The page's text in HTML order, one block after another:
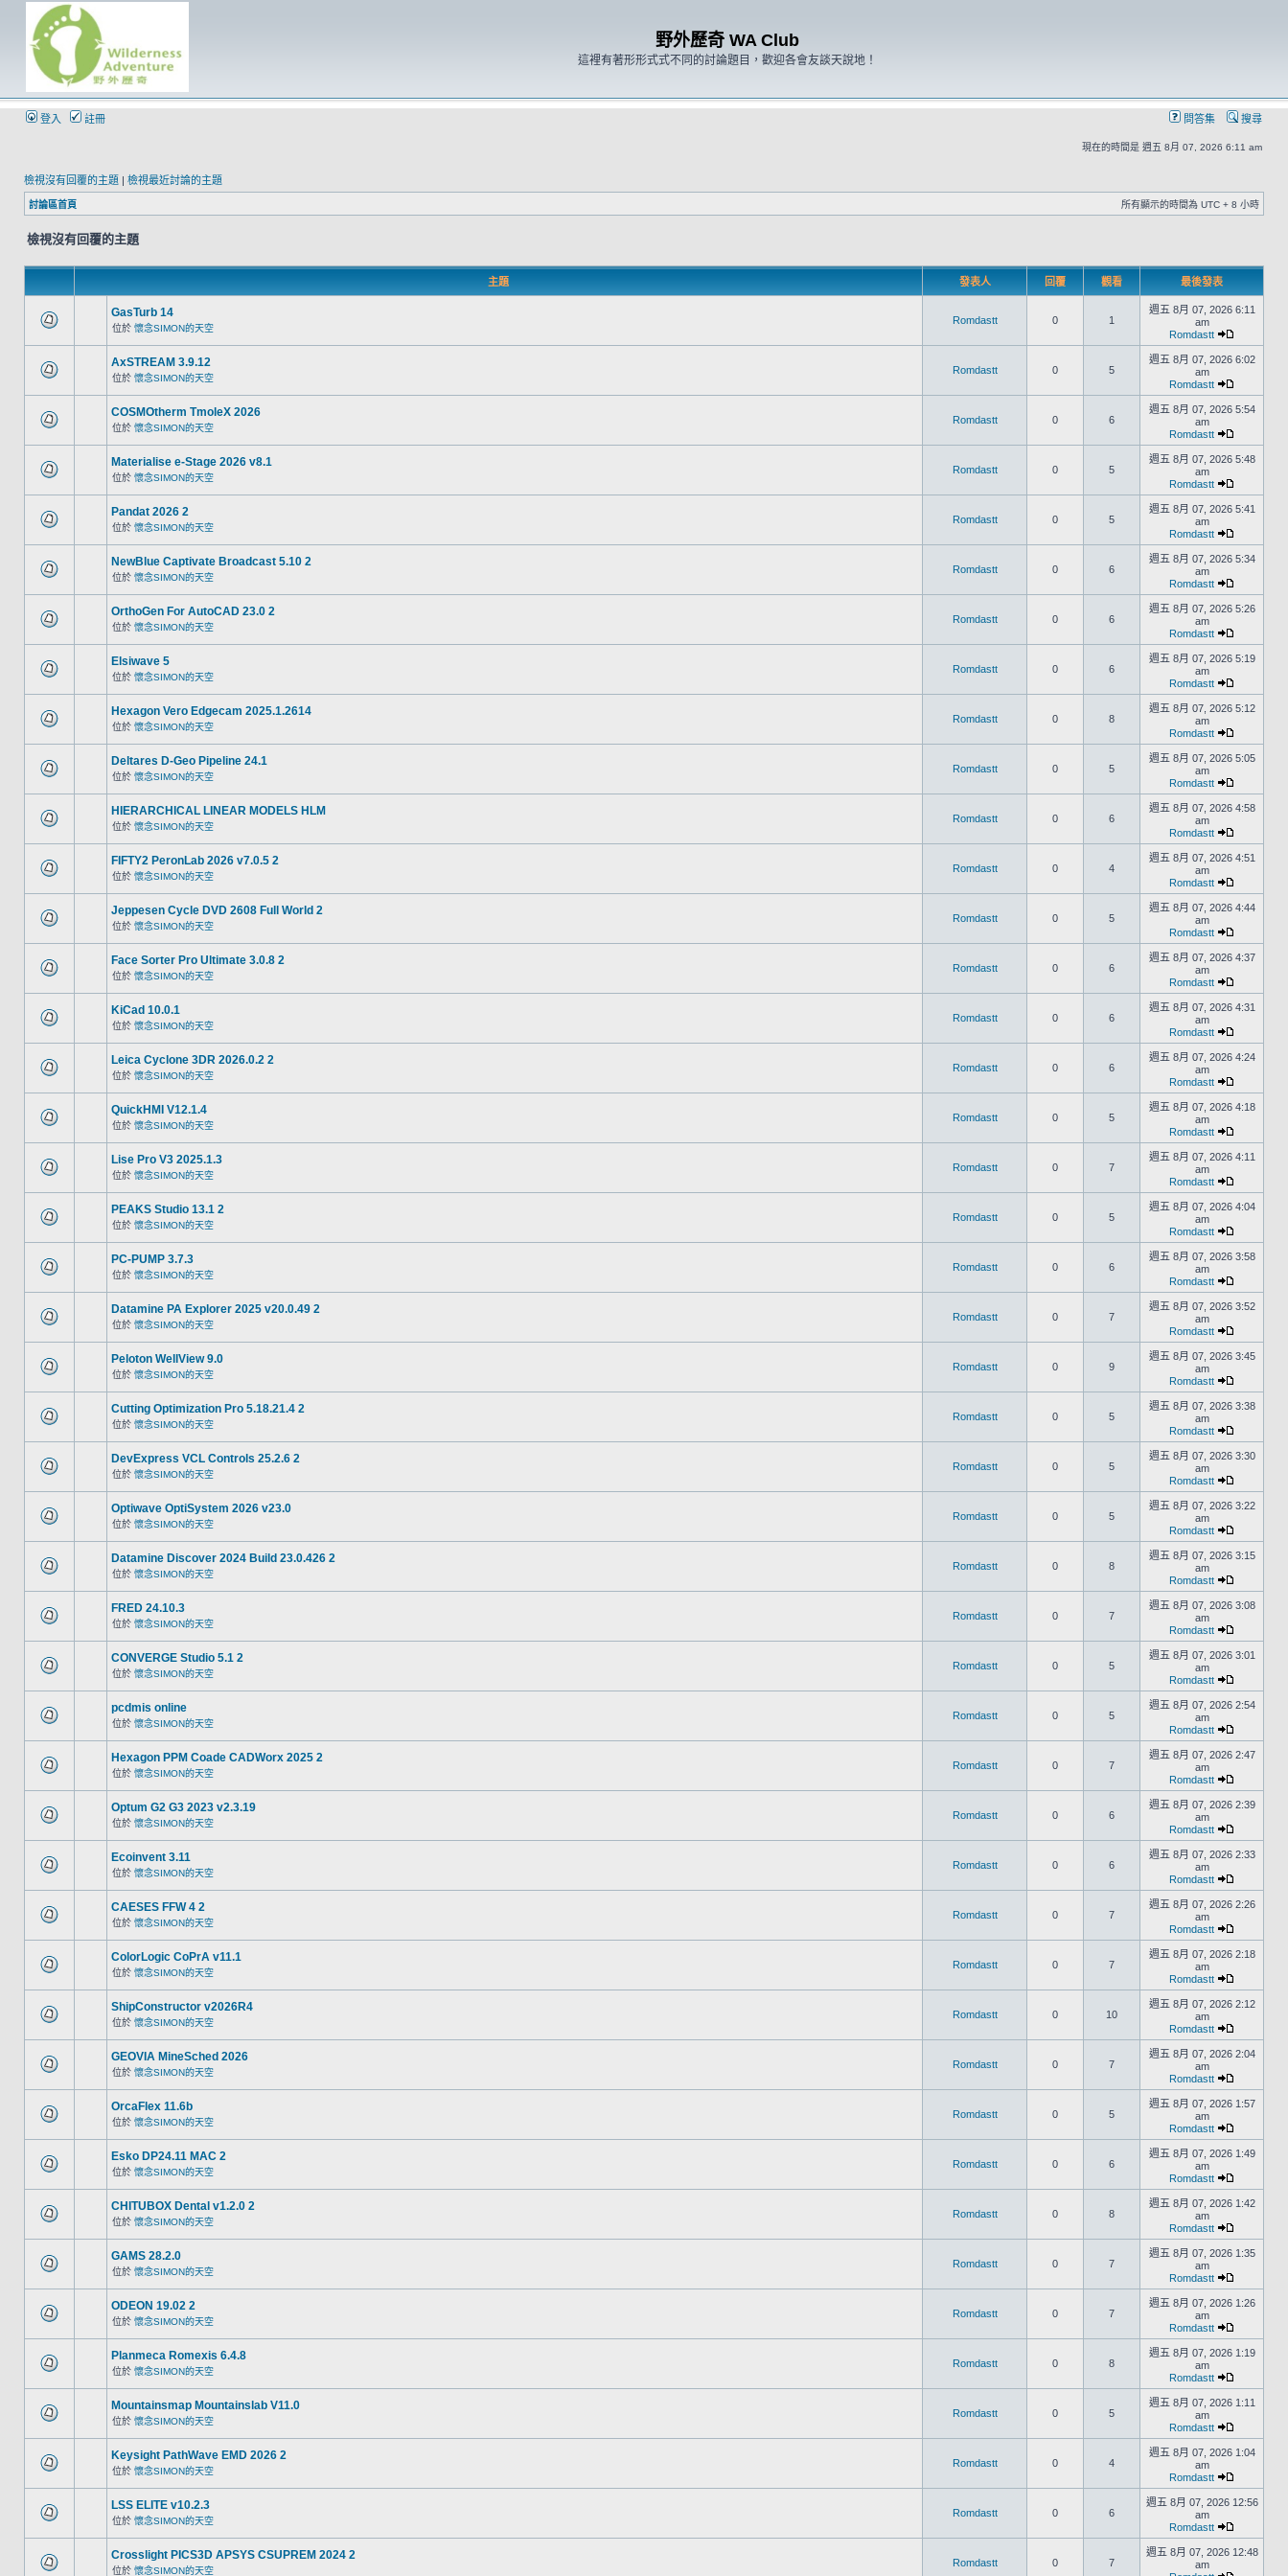
野外歷奇 WA Club
這裡有著形形式式不同的討論題目，歡迎各會友談天說地！
登入 註冊 問答集 搜尋
現在的時間是 週五 8月 07, 2026 6:11 am
檢視沒有回覆的主題 | 檢視最近討論的主題
討論區首頁 所有顯示的時間為 UTC + 8 小時
檢視沒有回覆的主題
主題 發表人 回覆 觀看 最後發表
GasTurb 14
位於 懷念SIMON的天空
Romdastt 0 1
週五 8月 07, 2026 6:11
am
Romdastt
AxSTREAM 3.9.12
位於 懷念SIMON的天空
Romdastt 0 5
週五 8月 07, 2026 6:02
am
Romdastt
COSMOtherm TmoleX 2026
位於 懷念SIMON的天空
Romdastt 0 6
週五 8月 07, 2026 5:54
am
Romdastt
Materialise e-Stage 2026 v8.1
位於 懷念SIMON的天空
Romdastt 0 5
週五 8月 07, 2026 5:48
am
Romdastt
Pandat 2026 2
位於 懷念SIMON的天空
Romdastt 0 5
週五 8月 07, 2026 5:41
am
Romdastt
NewBlue Captivate Broadcast 5.10 2
位於 懷念SIMON的天空
Romdastt 0 6
週五 8月 07, 2026 5:34
am
Romdastt
OrthoGen For AutoCAD 23.0 2
位於 懷念SIMON的天空
Romdastt 0 6
週五 8月 07, 2026 5:26
am
Romdastt
Elsiwave 5
位於 懷念SIMON的天空
Romdastt 0 6
週五 8月 07, 2026 5:19
am
Romdastt
Hexagon Vero Edgecam 2025.1.2614
位於 懷念SIMON的天空
Romdastt 0 8
週五 8月 07, 2026 5:12
am
Romdastt
Deltares D-Geo Pipeline 24.1
位於 懷念SIMON的天空
Romdastt 0 5
週五 8月 07, 2026 5:05
am
Romdastt
HIERARCHICAL LINEAR MODELS HLM
位於 懷念SIMON的天空
Romdastt 0 6
週五 8月 07, 2026 4:58
am
Romdastt
FIFTY2 PeronLab 2026 v7.0.5 2
位於 懷念SIMON的天空
Romdastt 0 4
週五 8月 07, 2026 4:51
am
Romdastt
Jeppesen Cycle DVD 2608 Full World 2
位於 懷念SIMON的天空
Romdastt 0 5
週五 8月 07, 2026 4:44
am
Romdastt
Face Sorter Pro Ultimate 3.0.8 2
位於 懷念SIMON的天空
Romdastt 0 6
週五 8月 07, 2026 4:37
am
Romdastt
KiCad 10.0.1
位於 懷念SIMON的天空
Romdastt 0 6
週五 8月 07, 2026 4:31
am
Romdastt
Leica Cyclone 3DR 2026.0.2 2
位於 懷念SIMON的天空
Romdastt 0 6
週五 8月 07, 2026 4:24
am
Romdastt
QuickHMI V12.1.4
位於 懷念SIMON的天空
Romdastt 0 5
週五 8月 07, 2026 4:18
am
Romdastt
Lise Pro V3 2025.1.3
位於 懷念SIMON的天空
Romdastt 0 7
週五 8月 07, 2026 4:11
am
Romdastt
PEAKS Studio 13.1 2
位於 懷念SIMON的天空
Romdastt 0 5
週五 8月 07, 2026 4:04
am
Romdastt
PC-PUMP 3.7.3
位於 懷念SIMON的天空
Romdastt 0 6
週五 8月 07, 2026 3:58
am
Romdastt
Datamine PA Explorer 2025 v20.0.49 2
位於 懷念SIMON的天空
Romdastt 0 7
週五 8月 07, 2026 3:52
am
Romdastt
Peloton WellView 9.0
位於 懷念SIMON的天空
Romdastt 0 9
週五 8月 07, 2026 3:45
am
Romdastt
Cutting Optimization Pro 5.18.21.4 2
位於 懷念SIMON的天空
Romdastt 0 5
週五 8月 07, 2026 3:38
am
Romdastt
DevExpress VCL Controls 25.2.6 2
位於 懷念SIMON的天空
Romdastt 0 5
週五 8月 07, 2026 3:30
am
Romdastt
Optiwave OptiSystem 2026 v23.0
位於 懷念SIMON的天空
Romdastt 0 5
週五 8月 07, 2026 3:22
am
Romdastt
Datamine Discover 2024 Build 23.0.426 2
位於 懷念SIMON的天空
Romdastt 0 8
週五 8月 07, 2026 3:15
am
Romdastt
FRED 24.10.3
位於 懷念SIMON的天空
Romdastt 0 7
週五 8月 07, 2026 3:08
am
Romdastt
CONVERGE Studio 5.1 2
位於 懷念SIMON的天空
Romdastt 0 5
週五 8月 07, 2026 3:01
am
Romdastt
pcdmis online
位於 懷念SIMON的天空
Romdastt 0 5
週五 8月 07, 2026 2:54
am
Romdastt
Hexagon PPM Coade CADWorx 2025 2
位於 懷念SIMON的天空
Romdastt 0 7
週五 8月 07, 2026 2:47
am
Romdastt
Optum G2 G3 2023 v2.3.19
位於 懷念SIMON的天空
Romdastt 0 6
週五 8月 07, 2026 2:39
am
Romdastt
Ecoinvent 3.11
位於 懷念SIMON的天空
Romdastt 0 6
週五 8月 07, 2026 2:33
am
Romdastt
CAESES FFW 4 2
位於 懷念SIMON的天空
Romdastt 0 7
週五 8月 07, 2026 2:26
am
Romdastt
ColorLogic CoPrA v11.1
位於 懷念SIMON的天空
Romdastt 0 7
週五 8月 07, 2026 2:18
am
Romdastt
ShipConstructor v2026R4
位於 懷念SIMON的天空
Romdastt 0 10
週五 8月 07, 2026 2:12
am
Romdastt
GEOVIA MineSched 2026
位於 懷念SIMON的天空
Romdastt 0 7
週五 8月 07, 2026 2:04
am
Romdastt
OrcaFlex 11.6b
位於 懷念SIMON的天空
Romdastt 0 5
週五 8月 07, 2026 1:57
am
Romdastt
Esko DP24.11 MAC 2
位於 懷念SIMON的天空
Romdastt 0 6
週五 8月 07, 2026 1:49
am
Romdastt
CHITUBOX Dental v1.2.0 2
位於 懷念SIMON的天空
Romdastt 0 8
週五 8月 07, 2026 1:42
am
Romdastt
GAMS 28.2.0
位於 懷念SIMON的天空
Romdastt 0 7
週五 8月 07, 2026 1:35
am
Romdastt
ODEON 19.02 2
位於 懷念SIMON的天空
Romdastt 0 7
週五 8月 07, 2026 1:26
am
Romdastt
Planmeca Romexis 6.4.8
位於 懷念SIMON的天空
Romdastt 0 8
週五 8月 07, 2026 1:19
am
Romdastt
Mountainsmap Mountainslab V11.0
位於 懷念SIMON的天空
Romdastt 0 5
週五 8月 07, 2026 1:11
am
Romdastt
Keysight PathWave EMD 2026 2
位於 懷念SIMON的天空
Romdastt 0 4
週五 8月 07, 2026 1:04
am
Romdastt
LSS ELITE v10.2.3
位於 懷念SIMON的天空
Romdastt 0 6
週五 8月 07, 2026 12:56
am
Romdastt
Crosslight PICS3D APSYS CSUPREM 2024 2
位於 懷念SIMON的天空
Romdastt 0 7
週五 8月 07, 2026 12:48
am